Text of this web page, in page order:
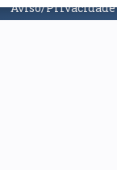
Aviso/Privacidade
Dados